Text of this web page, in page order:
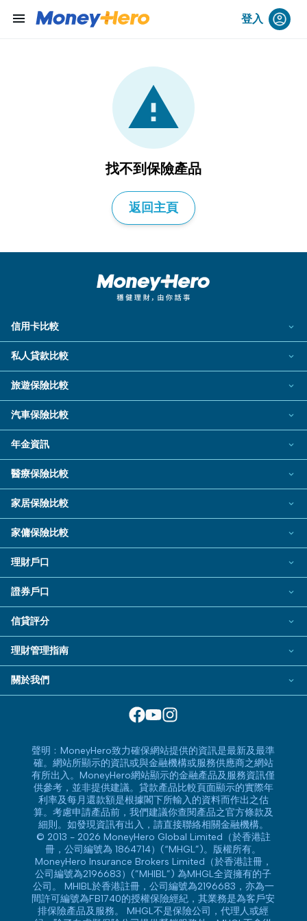
menu 登入
找不到保險產品
返回主頁
信用卡比較
所有信用卡
熱門信用卡
飛行里數信用卡
現金回贈信用卡
八達通自動增值信用卡
機場貴賓室信用卡
網上購物信用卡
低門檻/學生信用卡
信用卡迎新禮品
電子錢包信用卡
尊尚信用卡
公司卡
Visa信用卡
萬事達卡
信用卡合作銀行或機構
信用卡最新優惠
私人貸款比較
個人化貸款產品推介 🔥全新
私人貸款
熱門貸款
私人分期貸款
稅務貸款
財務公司貸款
結餘轉戶
循環貸款/私人透支
業主貸款
銀行貸款
小額貸款
易批貸款
特快貸款
免露面貸款
私人貸款指引
私人貸款銀行或機構
旅遊保險比較
旅遊保險
新冠肺炎旅遊保險
日本旅遊保險及資訊
泰國旅遊保險及資訊
旅遊保險公司
旅遊保險指南
旅遊保險資料資源
汽車保險比較
汽車保險
電動車保險2026
年金資訊
年金資訊
醫療保險比較
自願醫保計劃
家居保險比較
家居保險
家傭保險比較
家傭保險
理財戶口
銀行戶口
定期存款
電子錢包
證券戶口
熱門投資戶口
港股證券戶口
新股認購服務
美股證券戶口
智能投資平台
信貸評分
信貸評分指南
理財管理指南
BLOG
常用相關詞彙
關於我們
精選產品
換領現金券流程
常見問題
條款及細則
編輯守則
廣告合作
廣告政策
私隱政策
加入我們
媒體報導
聲明﹕MoneyHero致力確保網站提供的資訊是最新及最準
確。網站所顯示的資訊或與金融機構或服務供應商之網站
有所出入。MoneyHero網站顯示的金融產品及服務資訊僅
供參考，並非提供建議。貸款產品比較頁面顯示的實際年
利率及每月還款額是根據閣下所輸入的資料而作出之估
算。考慮申請產品前，我們建議你查閱產品之官方條款及
細則。如發現資訊有出入，請直接聯絡相關金融機構。
© 2013 - 2026 MoneyHero Global Limited（於香港註
冊，公司編號為 1864714）(“MHGL”)。版權所有。
MoneyHero Insurance Brokers Limited（於香港註冊，
公司編號為2196683）(”MHIBL”) 為MHGL全資擁有的子
公司。 MHIBL於香港註冊，公司編號為2196683，亦為一
間許可編號為FB1740的授權保險經紀，其業務是為客戶安
排保險產品及服務。 MHGL不是保險公司，代理人或經